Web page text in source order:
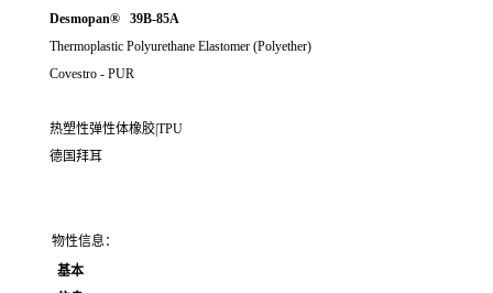
Desmopan® 39B-85A
Thermoplastic Polyurethane Elastomer (Polyether)
Covestro - PUR
热塑性弹性体橡胶|TPU
德国拜耳
物性信息：
基本